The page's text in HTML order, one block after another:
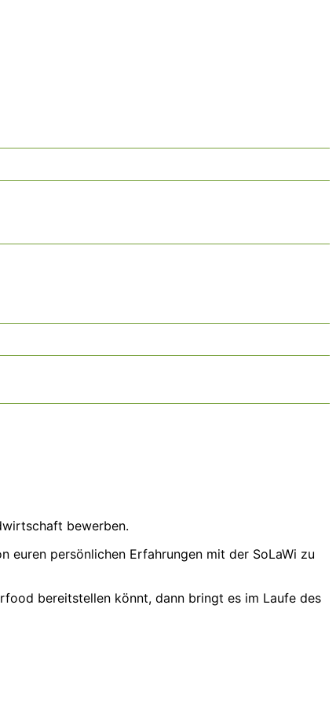
bewerben.
persönlichen Erfahrungen mit der SoLaWi zu
bereitstellen könnt, dann bringt es im Laufe des